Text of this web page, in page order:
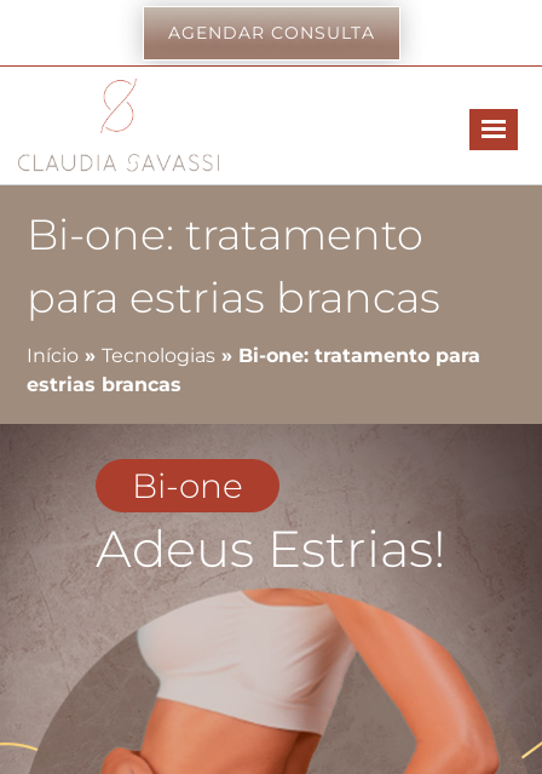
AGENDAR CONSULTA
Bi-one: tratamento
para estrias brancas
Início » Tecnologias » Bi-one: tratamento para
estrias brancas
Bi-one
Adeus Estrias!